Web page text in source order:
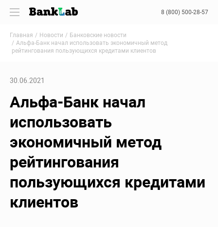
8 (800) 500-28-57
Главная Новости
Банковские новости
Альфа-Банк начал использовать экономичный метод
рейтингования пользующихся кредитами клиентов
30.06.2021
Альфа-Банк начал
использовать
экономичный метод
рейтингования
пользующихся кредитами
клиентов